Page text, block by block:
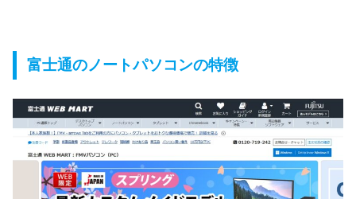
富士通のノートパソコンの特徴